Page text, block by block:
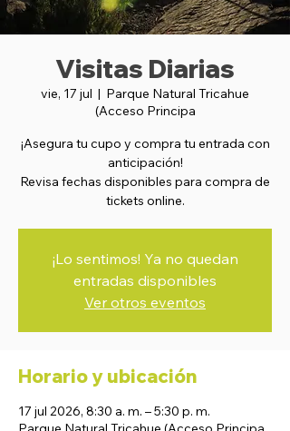
Visitas Diarias
vie, 17 jul
  |
Parque Natural Tricahue
(Acceso Principa
¡Asegura tu cupo y compra tu entrada con
anticipación!
Revisa fechas disponibles para compra de
tickets online.
¡Lo sentimos! Ya no quedan
entradas disponibles
Ver otros eventos
Horario y ubicación
17 jul 2026, 8:30 a. m. – 5:30 p. m.